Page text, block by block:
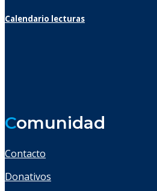
Calendario lecturas
Comunidad
Contacto
Donativos